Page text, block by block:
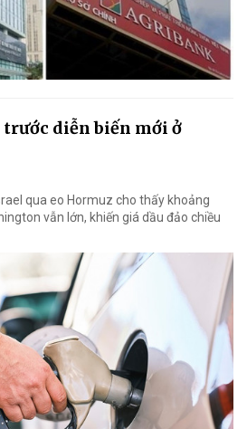
trước diễn biến mới ở
qua eo Hormuz cho thấy khoảng
vẫn lớn, khiến giá dầu đảo chiều